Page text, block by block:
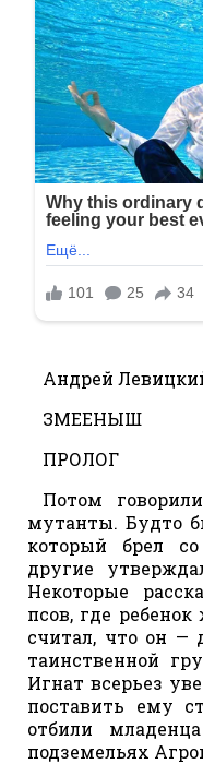
Андрей
ЗМЕЕНЫШ
ПРОЛОГ
Потом
мутанты. Будто
который брел
другие
Некоторые
псов, где
считал, что он —
таинственной
Игнат всерьез
поставить ему
отбили
подземельях